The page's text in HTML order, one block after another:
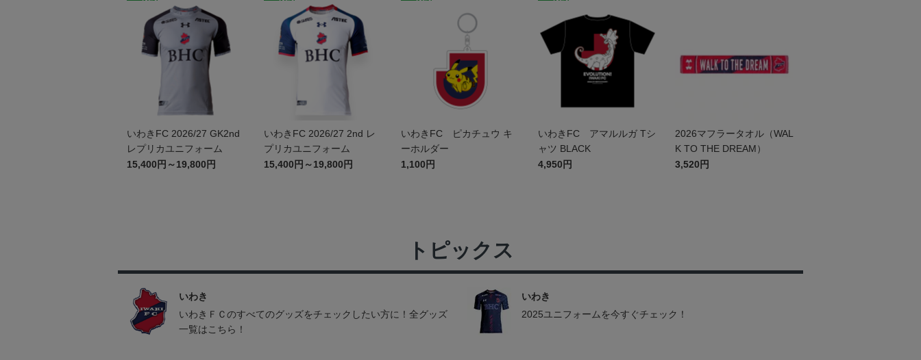
いわきFC 2026/27 GK2nd
レプリカユニフォーム
15,400円～19,800円
いわきFC 2026/27 2nd レ
プリカユニフォーム
15,400円～19,800円
いわきFC ピカチュウ キ
ーホルダー
1,100円
いわきFC アマルルガ Tシ
ャツ BLACK
4,950円
2026マフラータオル（WAL
K TO THE DREAM）
3,520円
トピックス
いわき
いわきＦＣのすべてのグッズをチェックしたい方に！全グッズ
一覧はこちら！
いわき
2025ユニフォームを今すぐチェック！